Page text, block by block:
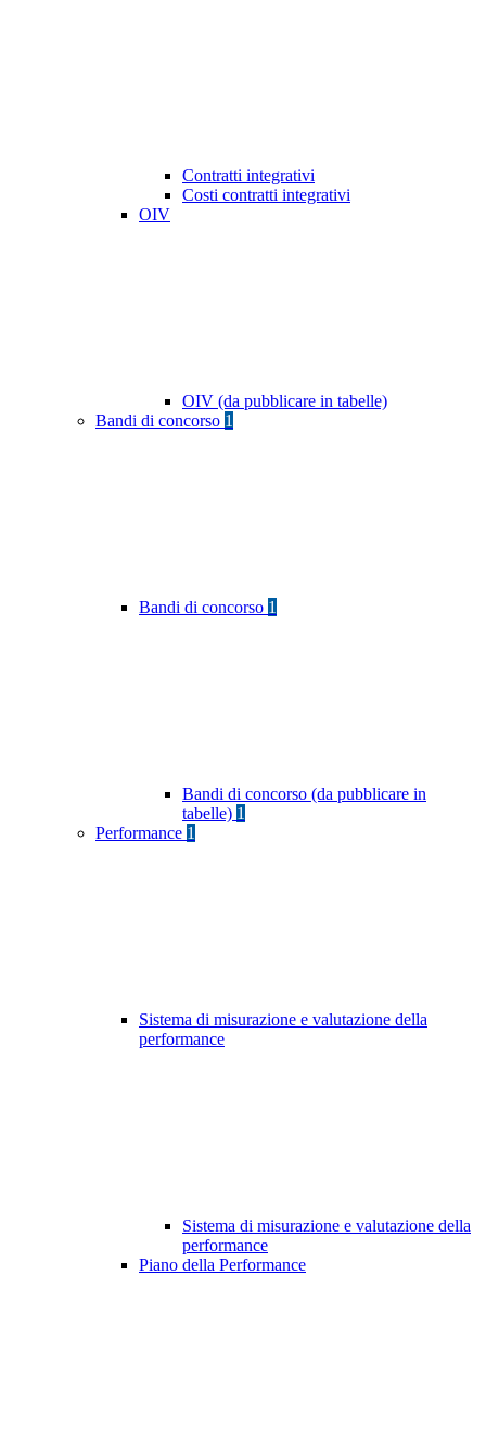
Contratti integrativi
Costi contratti integrativi
OIV
OIV (da pubblicare in tabelle)
Bandi di concorso 1
Bandi di concorso 1
Bandi di concorso (da pubblicare in
tabelle) 1
Performance 1
Sistema di misurazione e valutazione della
performance
Sistema di misurazione e valutazione della
performance
Piano della Performance